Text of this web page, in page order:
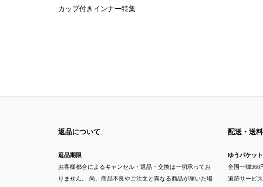
カップ付きインナー特集
返品について
返品期限
お客様都合によるキャンセル・返品・交換は一切承ってお
りません。 尚、商品不良やご注文と異なる商品が届いた場
配送・送
ゆうパケット
全国一律360
追跡サービ